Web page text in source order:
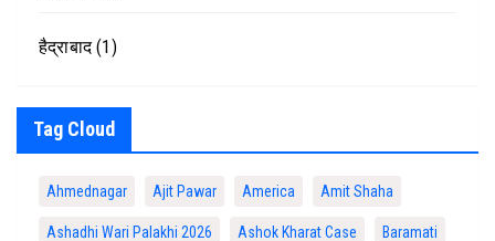
हैद्राबाद(1)
Tag Cloud
Ahmednagar Ajit Pawar America Amit Shaha
Ashadhi Wari Palakhi 2026 Ashok Kharat Case Baramati